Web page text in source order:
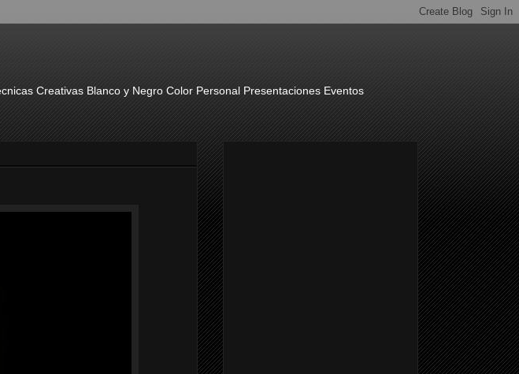
Creativas Blanco y Negro Color Personal Presentaciones Eventos